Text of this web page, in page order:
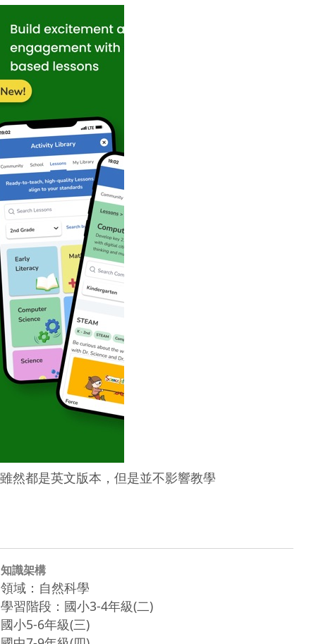
然都是英文版本，但是並不影響教學
知識架構
領域：自然科學
學習階段：國小3-4年級(二)
國小5-6年級(三)